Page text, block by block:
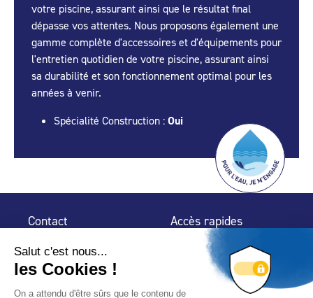
votre piscine, assurant ainsi que le résultat final
dépasse vos attentes. Nous proposons également une
gamme complète d'accessoires et d'équipements pour
l'entretien quotidien de votre piscine, assurant ainsi
sa durabilité et son fonctionnement optimal pour les
années à venir.
Spécialité Construction : Oui
Contact
75 009 Paris
Accès rapides
Espace Presse
Trouver un
professionnel